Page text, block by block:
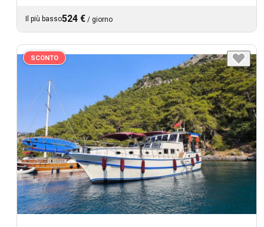
Il più basso524 € / giorno
SCONTO